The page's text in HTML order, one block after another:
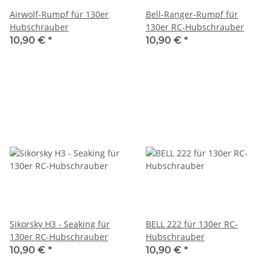
Airwolf-Rumpf für 130er
Hubschrauber
10,90 € *
Bell-Ranger-Rumpf für
130er RC-Hubschrauber
10,90 € *
Sikorsky H3 - Seaking für
130er RC-Hubschrauber
10,90 € *
BELL 222 für 130er RC-
Hubschrauber
10,90 € *